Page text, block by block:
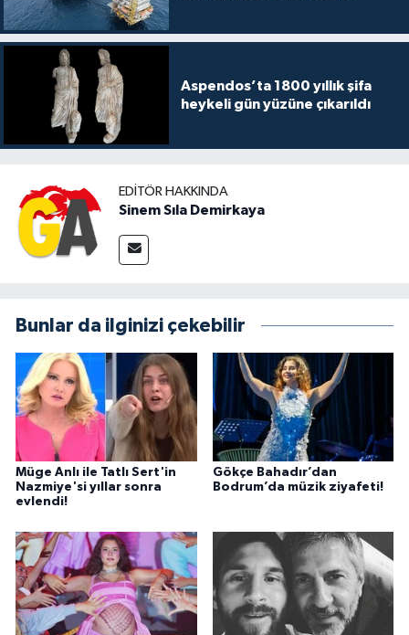
Aspendos’ta 1800 yıllık şifa
heykeli gün yüzüne çıkarıldı
EDITÖR HAKKINDA
Sinem Sıla Demirkaya
Bunlar da ilginizi çekebilir
Müge Anlı ile Tatlı Sert'in
Nazmiye'si yıllar sonra
evlendi!
Gökçe Bahadır’dan
Bodrum’da müzik ziyafeti!